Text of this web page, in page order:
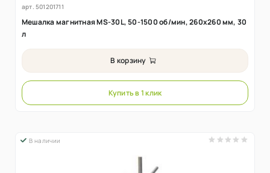
арт. 501201711
Мешалка магнитная MS-30L, 50-1500 об/мин, 260х260 мм, 30
л
В корзину
Купить в 1 клик
В наличии